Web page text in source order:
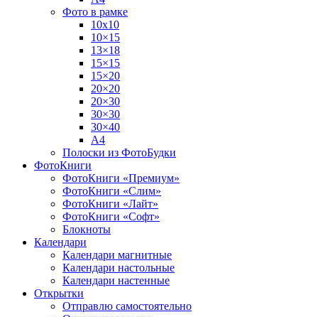
Фото в рамке
10х10
10×15
13×18
15×15
15×20
20×20
20×30
30×30
30×40
A4
Полоски из ФотоБудки
ФотоКниги
ФотоКниги «Премиум»
ФотоКниги «Слим»
ФотоКниги «Лайт»
ФотоКниги «Софт»
Блокноты
Календари
Календари магнитные
Календари настольные
Календари настенные
Открытки
Отправлю самостоятельно